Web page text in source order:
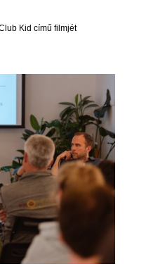
Kid című filmjét